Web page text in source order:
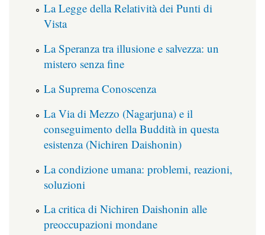
La Legge della Relatività dei Punti di
Vista
La Speranza tra illusione e salvezza: un
mistero senza fine
La Suprema Conoscenza
La Via di Mezzo (Nagarjuna) e il
conseguimento della Buddità in questa
esistenza (Nichiren Daishonin)
La condizione umana: problemi, reazioni,
soluzioni
La critica di Nichiren Daishonin alle
preoccupazioni mondane